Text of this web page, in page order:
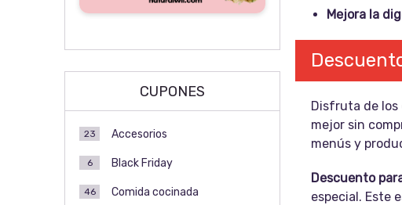
Mejora la
Disfruta de los
mejor sin
menús y
Descuento
especial. Este
CUPONES
Accesorios
23
Black Friday
6
Comida cocinada
46